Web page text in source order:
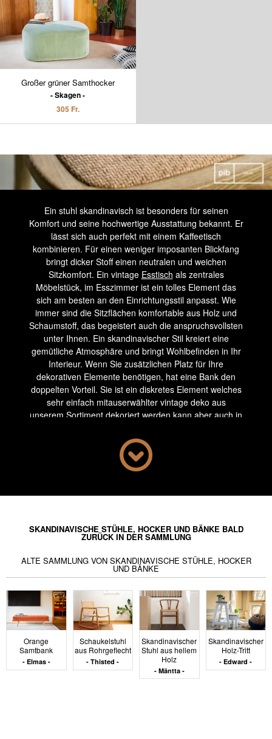
Großer grüner Samthocker
Skagen
305 Fr.
Ein stuhl skandinavisch ist besonders für seinen
Komfort und seine hochwertige Ausstattung bekannt. Er
lässt sich auch perfekt mit einem Kaffeetisch
kombinieren. Für einen weniger imposanten Blickfang
bringt dicker Stoff einen neutralen und weichen
Sitzkomfort. Ein vintage Esstisch als zentrales
Möbelstück, im Esszimmer ist ein tolles Element das
sich am besten an den Einrichtungsstil anpasst. Wie
immer sind die Sitzflächen komfortable aus Holz und
Schaumstoff, das begeistert auch die anspruchsvollsten
unter Ihnen. Ein skandinavischer Stil kreiert eine
gemütliche Atmosphäre und bringt Wohlbefinden in Ihr
Interieur. Wenn Sie zusätzlichen Platz für Ihre
dekorativen Elemente benötigen, hat eine Bank den
doppelten Vorteil. Sie ist ein diskretes Element welches
sehr einfach mitauserwählter vintage deko aus
unserem Sortiment dekoriert werden kann aber auch in
Sie eine hohe Bar oder einen hohen
vintage Tisch im High End Design
Skandinavische Barhocker die richtige Wahl für Sie. Ein
haben das zu finden, dass am besten zu Ihrem
Zuhause passt.
SKANDINAVISCHE STÜHLE, HOCKER UND BÄNKE BALD
ZURÜCK IN DER SAMMLUNG
ALTE SAMMLUNG VON SKANDINAVISCHE STÜHLE, HOCKER
UND BÄNKE
Orange
Samtbank
Elmas
Schaukelstuhl
aus Rohrgeflecht
Thisted
Skandinavischer
Stuhl aus hellem
Holz
Mäntta
Skandinavischer
Holz-Tritt
Edward